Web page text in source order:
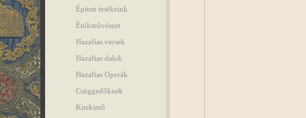
Épített értékeink
Étökművészet
Hazafias versek
Hazafias dalok
Hazafias Operák
Csüggedőknek
Kitekintő